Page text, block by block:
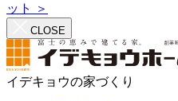
ット ＞
CLOSE
イデキョウの家づくり